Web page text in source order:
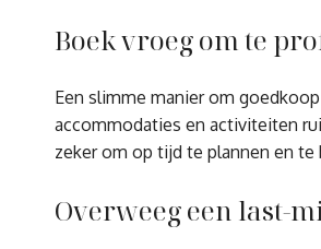
Boek vroeg om te
Een slimme manier om
accommodaties en activiteiten
zeker om op tijd te plannen en
Overweeg een last-